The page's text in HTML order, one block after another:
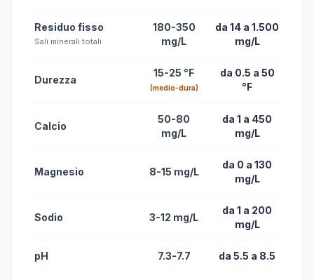
Residuo fisso
Sali minerali totali
180-350
mg/L
da 14 a 1.500
mg/L
Durezza
15-25 °F
(medio-dura)
da 0.5 a 50
°F
Calcio
50-80
mg/L
da 1 a 450
mg/L
Magnesio 8-15 mg/L
da 0 a 130
mg/L
Sodio 3-12 mg/L
da 1 a 200
mg/L
pH 7.3-7.7 da 5.5 a 8.5